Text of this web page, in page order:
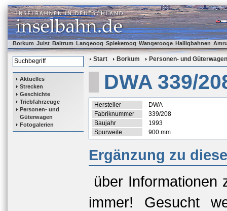
Borkum Juist Baltrum Langeoog Spiekeroog Wangerooge Halligbahnen
Aktuelles
Strecken
Geschichte
Triebfahrzeuge
Personen- und
Güterwagen
Fotogalerien
Start Borkum Personen- und Güterwagen
DWA 339/
Hersteller
DWA
Fabriknummer
339/208
Baujahr
1993
Spurweite
900 mm
Ergänzung zu
über Informationen
immer! Gesucht